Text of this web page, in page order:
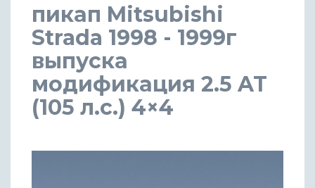
пикап Mitsubishi
Strada 1998 - 1999г
выпуска
модификация 2.5 AT
(105 л.с.) 4×4